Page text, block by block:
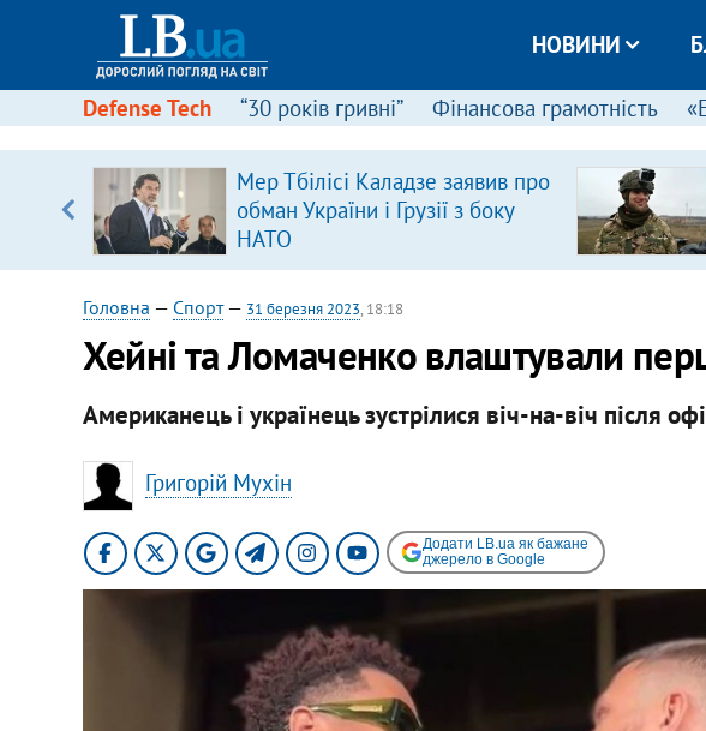
НОВИНИ
Defense Tech “30 років гривні” Фінансова грамотність
Мер Тбілісі Каладзе заявив про
обман України і Грузії з боку
НАТО
Головна — Спорт— 31 березня 2023, 18:18
Хейні та Ломаченко влаштували
Американець і українець зустрілися віч-на-віч після
Григорій Мухін
Додати LB.ua як бажане
джерело в Google